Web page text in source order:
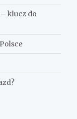
klucz do